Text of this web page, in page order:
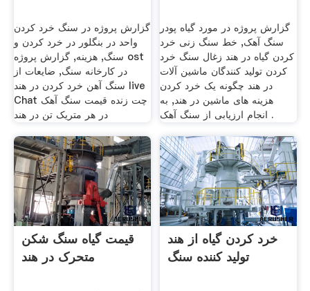
گزارش پروژه در سنگ خرد کردن
واحد در بنگلور در خرد کردن و
سنگ, هزینه, گزارش پروژه ost
در کارخانه سنگ, ضایعات از
سنگ آهن خرد کردن در هند live
Chat چت زنده قیمت سنگ آهک
در هر متریک تن در هند
گزارش پروژه در مورد گیاه پودر
سنگ آهک, خط سنگ زنی خرد
کردن گیاه در هند زغال سنگ خرد
کردن تولید کنندگان ماشین آلات
در هند چگونه یک خرد کردن
هزینه های ماشین در هند, به
انجام ارزیابی از سنگ آهک .
قیمت گیاه سنگ شکن
متحرک در هند
خرد کردن گیاه از هند
تولید کننده سنگ